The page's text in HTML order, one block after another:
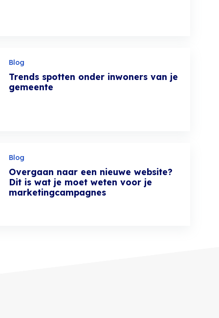
Trends spotten onder inwoners van je
gemeente
Blog
Overgaan naar een nieuwe website?
Dit is wat je moet weten voor je
marketingcampagnes
Blog